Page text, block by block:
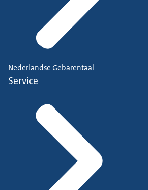
Nederlandse Gebarentaal
Service